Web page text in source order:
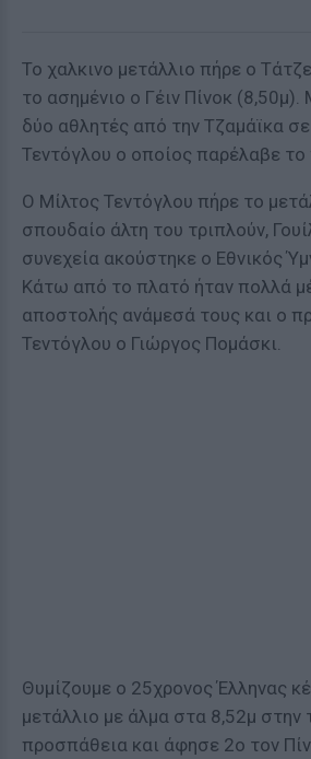
Το χαλκινο μετάλλιο πήρε ο
το ασημένιο ο Γέιν Πίνοκ
δύο αθλητές από την Τζαμάϊκα
Τεντόγλου ο οποίος παρέλαβε το
Ο Μίλτος Τεντόγλου πήρε το
σπουδαίο άλτη του τριπλούν,
συνεχεία ακούστηκε ο Εθνικός
Κάτω από το πλατό ήταν πολλά
αποστολής ανάμεσά τους και ο
Τεντόγλου ο Γιώργος Πομάσκι.
Θυμίζουμε ο 25χρονος Έλληνας
μετάλλιο με άλμα στα 8,52μ στην
προσπάθεια και άφησε 2ο τον